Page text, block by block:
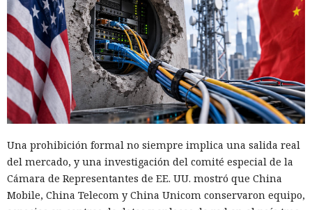
Una prohibición formal no siempre implica una salida real
del mercado, y una investigación del comité especial de la
Cámara de Representantes de EE. UU. mostró que China
Mobile, China Telecom y China Unicom conservaron equipo,